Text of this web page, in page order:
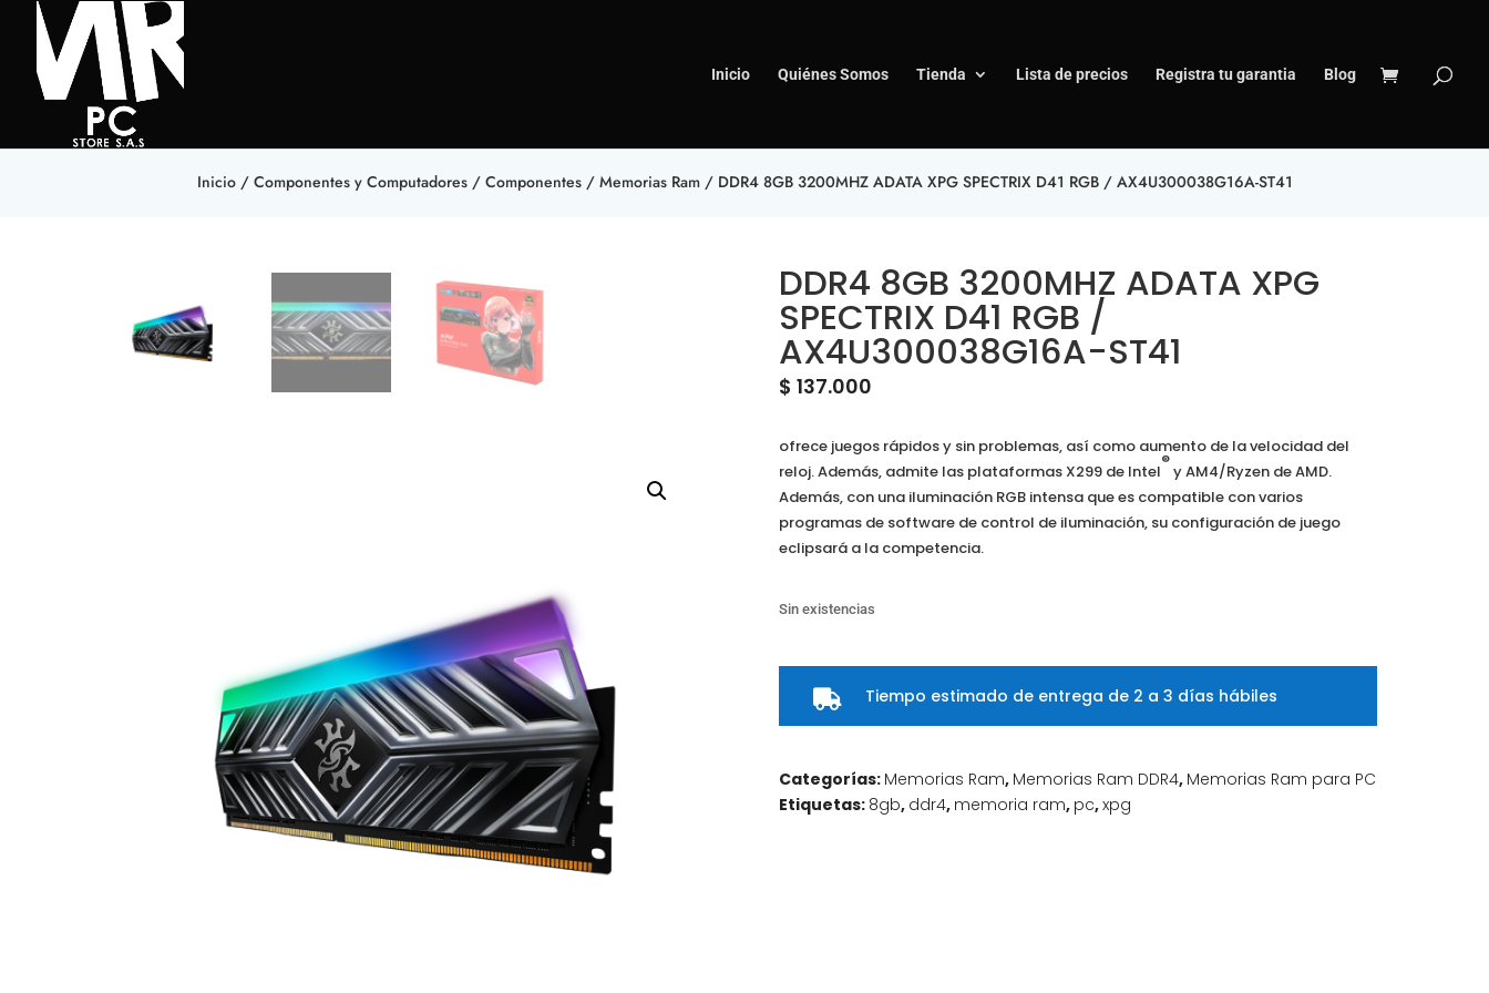
Inicio Quiénes Somos Tienda Lista de precios Registra tu garantia Blog
Inicio/ Componentes y Computadores/ Componentes/ Memorias Ram/ DDR4 8GB 3200MHZ ADATA XPG SPECTRIX D41 RGB / AX4U300038G16A-ST41
DDR4 8GB 3200MHZ ADATA XPG
SPECTRIX D41 RGB /
AX4U300038G16A-ST41
$ 137.000
ofrece juegos rápidos y sin problemas, así como aumento de la velocidad del
reloj. Además, admite las plataformas X299 de Intel
®
y AM4/Ryzen de AMD.
Además, con una iluminación RGB intensa que es compatible con varios
programas de software de control de iluminación, su configuración de juego
eclipsará a la competencia.
Sin existencias
 Tiempo estimado de entrega de 2 a 3 días hábiles
Categorías: Memorias Ram, Memorias Ram DDR4, Memorias Ram para PC
Etiquetas: 8gb, ddr4, memoria ram, pc,xpg